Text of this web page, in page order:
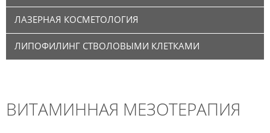
ЛАЗЕРНАЯ КОСМЕТОЛОГИЯ
ЛИПОФИЛИНГ СТВОЛОВЫМИ КЛЕТКАМИ
ВИТАМИННАЯ МЕЗОТЕРАПИЯ